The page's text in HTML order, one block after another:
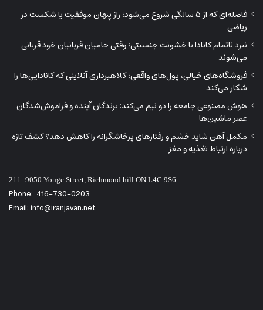
فاصله‌ای که از ۵ سالگی شروع می‌شود؛ راز پنهان موفقیت یا شکست در
ریاضی
نبرد ناتمام کانادا با خشونت جنسیتی؛ وقتی حامیان قربانیان خود قربانی
می‌شوند
فروشگاه‌های خیالی، پول‌های واقعی؛ کلاهبرداری آنلاینی که کانادایی‌ها را
شکار می‌کند
هوش مصنوعی جامعه را دو نیم می‌کند: برندگان آینده و فراموش‌شدگان
عصر ماشین‌ها
مکمل آهن شاید خشم و رفتارهای پرخاشگرانه را کاهش دهد؟ کشف تازه
درباره ارتباط تغذیه و مغز
211- 9050 Yonge Street, Richmond hill ON L4C 9S6
Phone: 416-730-0203
Email: info@iranjavan.net